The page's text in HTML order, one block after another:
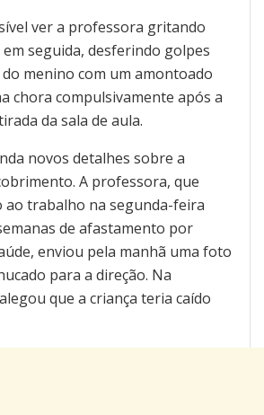
ver a professora gritando
em seguida, desferindo golpes
menino com um amontoado
chora compulsivamente após a
da sala de aula.
novos detalhes sobre a
A professora, que
ao trabalho na segunda-feira
de afastamento por
enviou pela manhã uma foto
para a direção. Na
que a criança teria caído